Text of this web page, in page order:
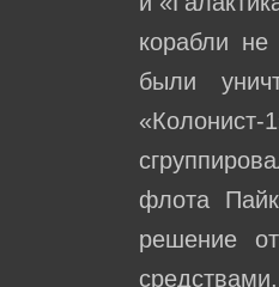
корабли не
были
флота
решение